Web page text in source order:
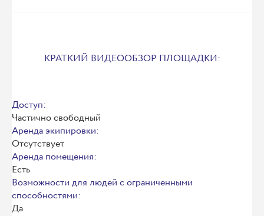
КРАТКИЙ ВИДЕООБЗОР ПЛОЩАДКИ:
Доступ:
Частично свободный
Аренда экипировки:
Отсутствует
Аренда помещения:
Есть
Возможности для людей с ограниченными
способностями:
Да